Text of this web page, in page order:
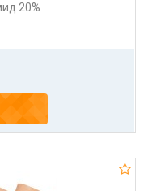
20%